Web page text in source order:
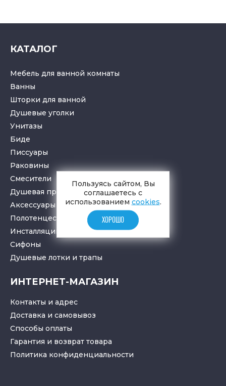
КАТАЛОГ
Мебель для ванной комнаты
Ванны
Шторки для ванной
Душевые уголки
Унитазы
Биде
Писсуары
Раковины
Смесители
Душевая программа
Аксессуары в ванную
Полотенцесушители
Инсталляции для санузлов
Cифоны
Душевые лотки и трапы
ИНТЕРНЕТ-МАГАЗИН
Контакты и адрес
Доставка и самовывоз
Способы оплаты
Гарантия и возврат товара
Политика конфиденциальности
Пользуясь сайтом, Вы
соглашаетесь с
использованием cookies.
ХОРОШО